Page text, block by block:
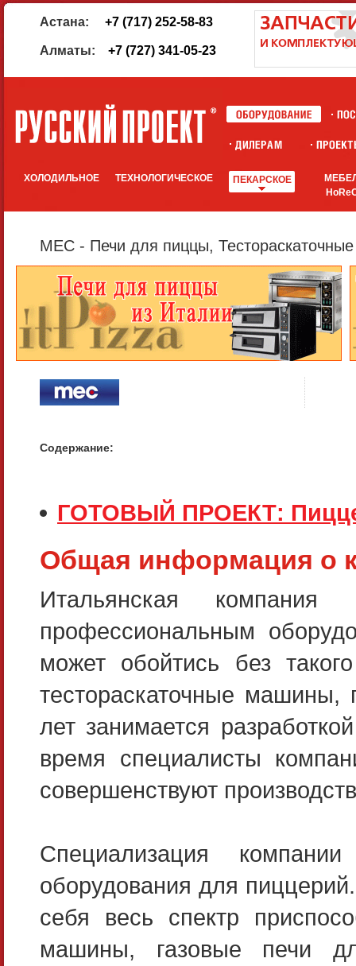
Астана: +7 (717) 252-58-83
Алматы: +7 (727) 341-05-23
ХОЛОДИЛЬНОЕ ТЕХНОЛОГИЧЕСКОЕ ПЕКАРСКОЕ
MEC - Печи для пиццы,
Содержание:
ГОТОВЫЙ ПРОЕКТ:
Общая информация о
Итальянская
профессиональным
может обойтись без
тестораскаточные
лет занимается
время специалисты
совершенствуют
Специализация
оборудования для
себя весь спектр
машины, газовые печи